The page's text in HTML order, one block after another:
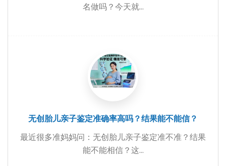
名做吗？今天就...
无创胎儿亲子鉴定准确率高吗？结果能不能信？
最近很多准妈妈问：无创胎儿亲子鉴定准不准？结果
能不能相信？这...